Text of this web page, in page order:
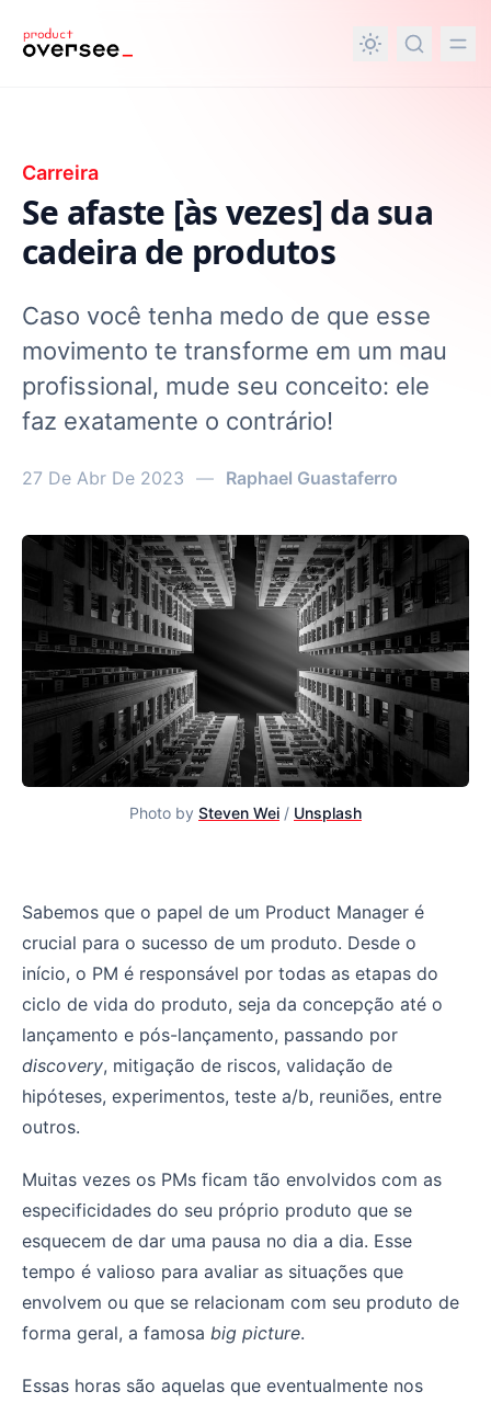
principal
Carreira
Se afaste [às vezes] da sua
cadeira de produtos
Caso você tenha medo de que esse
movimento te transforme em um mau
profissional, mude seu conceito: ele
faz exatamente o contrário!
27 De Abr De 2023 — Raphael Guastaferro
Photo by Steven Wei / Unsplash
Se afaste [às vezes] da sua cadeira de produtos
Sabemos que o papel de um Product Manager é
crucial para o sucesso de um produto. Desde o
início, o PM é responsável por todas as etapas do
ciclo de vida do produto, seja da concepção até o
lançamento e pós-lançamento, passando por
discovery, mitigação de riscos, validação de
hipóteses, experimentos, teste a/b, reuniões, entre
outros.
Muitas vezes os PMs ficam tão envolvidos com as
especificidades do seu próprio produto que se
esquecem de dar uma pausa no dia a dia. Esse
tempo é valioso para avaliar as situações que
envolvem ou que se relacionam com seu produto de
forma geral, a famosa big picture.
Essas horas são aquelas que eventualmente nos